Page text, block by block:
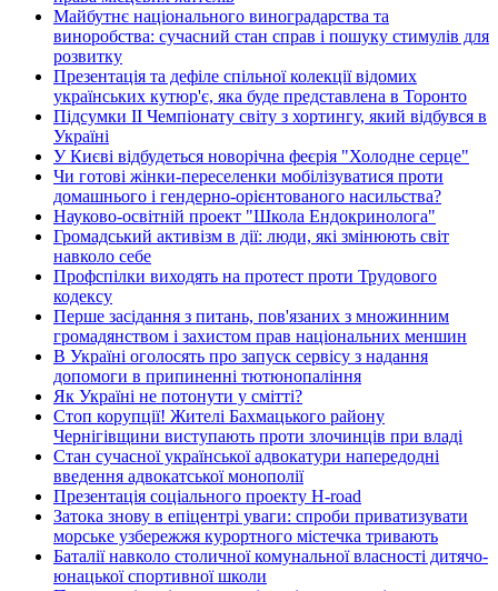
Майбутнє національного виноградарства та
виноробства: сучасний стан справ і пошуку стимулів для
розвитку
Презентація та дефіле спільної колекції відомих
українських кутюр'є, яка буде представлена в Торонто
Підсумки ІІ Чемпіонату світу з хортингу, який відбувся в
Україні
У Києві відбудеться новорічна феєрія "Холодне серце"
Чи готові жінки-переселенки мобілізуватися проти
домашнього і гендерно-орієнтованого насильства?
Науково-освітній проект "Школа Ендокринолога"
Громадський активізм в дії: люди, які змінюють світ
навколо себе
Профспілки виходять на протест проти Трудового
кодексу
Перше засідання з питань, пов'язаних з множинним
громадянством і захистом прав національних меншин
В Україні оголосять про запуск сервісу з надання
допомоги в припиненні тютюнопаління
Як Україні не потонути у смітті?
Стоп корупції! Жителі Бахмацького району
Чернігівщини виступають проти злочинців при владі
Стан сучасної української адвокатури напередодні
введення адвокатської монополії
Презентація соціального проекту H-road
Затока знову в епіцентрі уваги: спроби приватизувати
морське узбережжя курортного містечка тривають
Баталії навколо столичної комунальної власності дитячо-
юнацької спортивної школи